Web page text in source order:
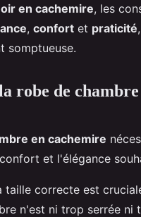
en cachemire, les
, confort et praticité
somptueuse.
robe de
en cachemire
et l'élégance
taille correcte est
n'est ni trop serrée